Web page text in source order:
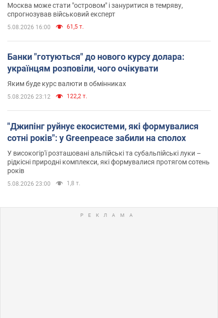
Москва може стати "островом" і зануритися в темряву,
спрогнозував військовий експерт
5.08.2026 16:00 61,5 т.
Банки "готуються" до нового курсу долара:
українцям розповіли, чого очікувати
Яким буде курс валюти в обмінниках
5.08.2026 23:12 122,2 т.
"Джипінг руйнує екосистеми, які формувалися
сотні років": у Greenpeace забили на сполох
У високогір'ї розташовані альпійські та субальпійські луки –
рідкісні природні комплекси, які формувалися протягом сотень
років
5.08.2026 23:00 1,8 т.